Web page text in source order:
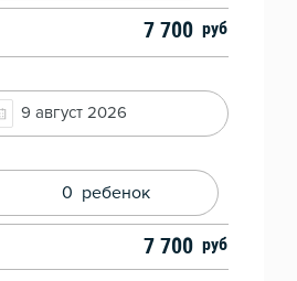
7 700
9 август 2026
0 ребенок
7 700